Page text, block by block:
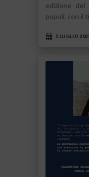
edizione del
popoli, con il
5 LUGLIO